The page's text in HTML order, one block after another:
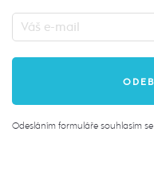
Odesláním formuláře souhlasím se